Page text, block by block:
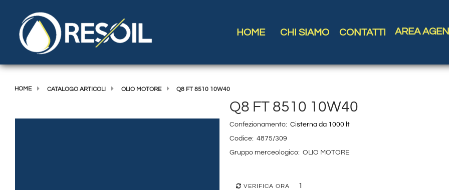
HOME CHI SIAMO CONTATTI AREA
HOME CATALOGO ARTICOLI OLIO MOTORE Q8 FT 8510 10W40
Q8 FT 8510 10W40
Confezionamento: Cisterna da 1000 lt
Codice: 4875/309
Gruppo merceologico: OLIO MOTORE
VERIFICA ORA 1